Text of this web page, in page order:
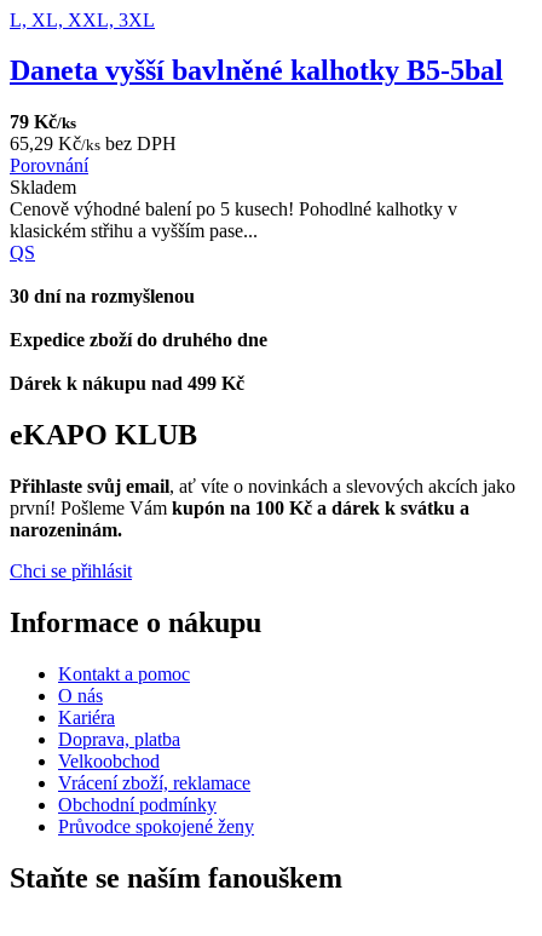
L, XL, XXL, 3XL
Daneta vyšší bavlněné kalhotky B5-5bal
79 Kč/ks
65,29 Kč/ks bez DPH
Porovnání
Skladem
Cenově výhodné balení po 5 kusech! Pohodlné kalhotky v
klasickém střihu a vyšším pase...
QS
30 dní na rozmyšlenou
Expedice zboží do druhého dne
Dárek k nákupu nad 499 Kč
eKAPO KLUB
Přihlaste svůj email, ať víte o novinkách a slevových akcích jako
první! Pošleme Vám kupón na 100 Kč a dárek k svátku a
narozeninám.
Chci se přihlásit
Informace o nákupu
Kontakt a pomoc
O nás
Kariéra
Doprava, platba
Velkoobchod
Vrácení zboží, reklamace
Obchodní podmínky
Průvodce spokojené ženy
Staňte se naším fanouškem